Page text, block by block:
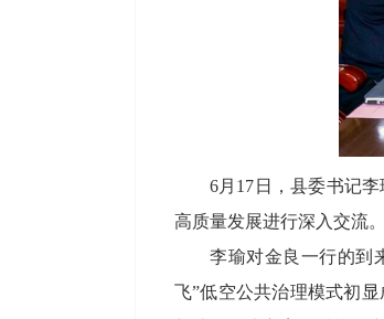
6月17日，县委书记
高质量发展进行深入交流
李瑜对金良一行的到
飞”低空公共治理模式初